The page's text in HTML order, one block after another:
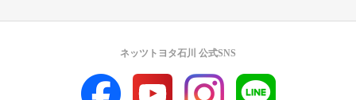
ネッツトヨタ石川 公式SNS